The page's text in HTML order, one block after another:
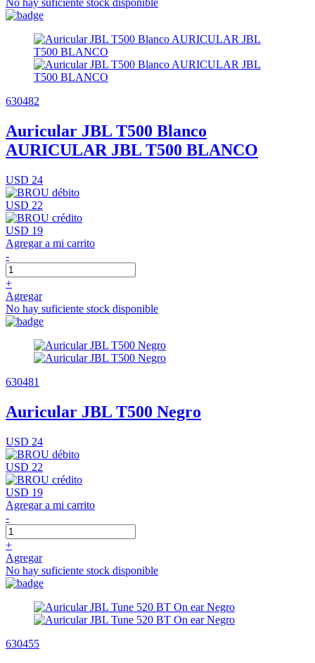
No hay suficiente stock disponible
630482
Auricular JBL T500 Blanco
AURICULAR JBL T500 BLANCO
USD 24
USD 22
USD 19
Agregar a mi carrito
-
+
Agregar
No hay suficiente stock disponible
630481
Auricular JBL T500 Negro
USD 24
USD 22
USD 19
Agregar a mi carrito
-
+
Agregar
No hay suficiente stock disponible
630455